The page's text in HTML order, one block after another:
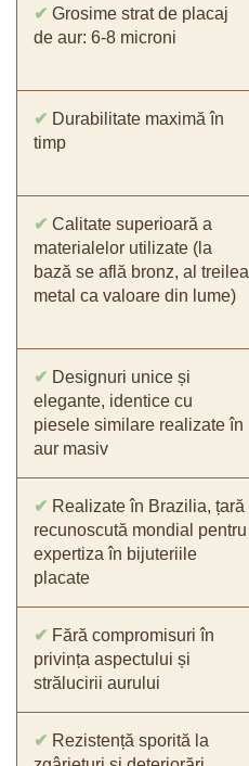
✔ Grosime strat de placaj
de aur: 6-8 microni
✔ Durabilitate maximă în
timp
✔ Calitate superioară a
materialelor utilizate (la
bază se află bronz, al treilea
metal ca valoare din lume)
✔ Designuri unice și
elegante, identice cu
piesele similare realizate în
aur masiv
✔ Realizate în Brazilia, țară
recunoscută mondial pentru
expertiza în bijuteriile
placate
✔ Fără compromisuri în
privința aspectului și
strălucirii aurului
✔ Rezistență sporită la